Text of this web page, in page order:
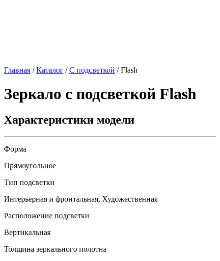
Главная /Каталог /С подсветкой /Flash
Зеркало с подсветкой Flash
Характеристики модели
Форма
Прямоугольное
Тип подсветки
Интерьерная и фронтальная, Художественная
Расположение подсветки
Вертикальная
Толщина зеркального полотна